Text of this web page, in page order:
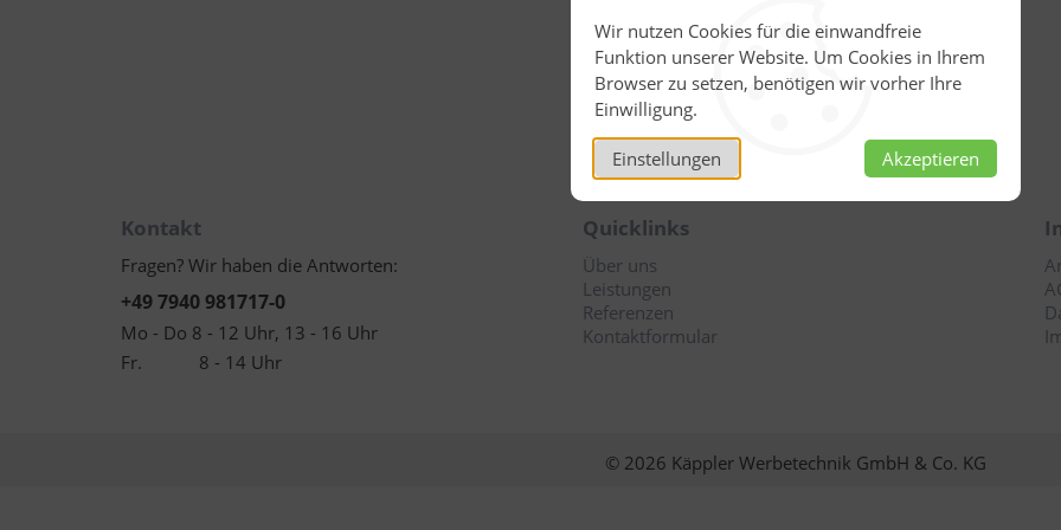
Wir nutzen Cookies für die einwandfreie
Funktion unserer Website. Um Cookies in Ihrem
Browser zu setzen, benötigen wir vorher Ihre
Einwilligung.
Einstellungen Akzeptieren
Lieferzeit:
3 bis 5 Werktage
Kontakt
Fragen? Wir haben die Antworten:
+49 7940 981717-0
Mo - Do 8 - 12 Uhr, 13 - 16 Uhr
Fr. 8 - 14 Uhr
Quicklinks
Über uns
Leistungen
Referenzen
Kontaktformular
© 2026 Käppler Werbetechnik GmbH & Co. KG